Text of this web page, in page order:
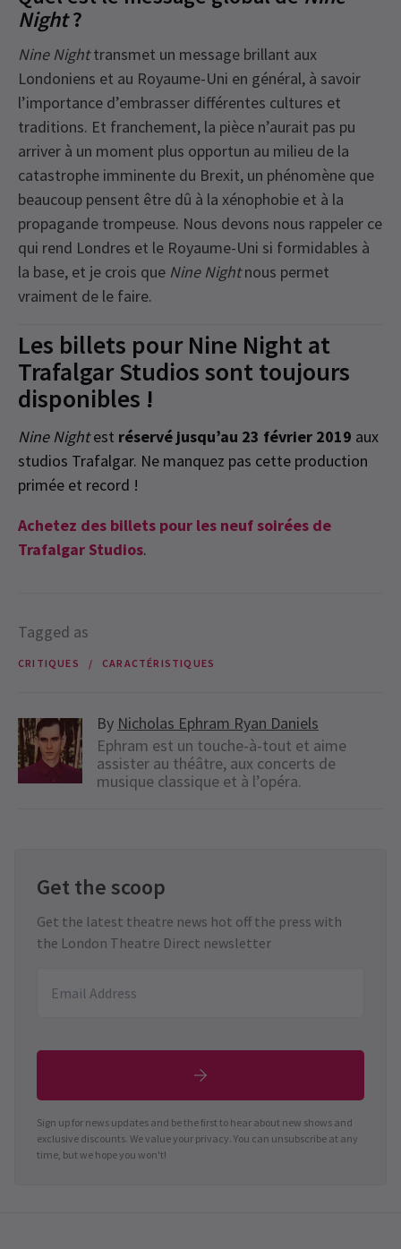
Night?
Nine Nighttransmet un message brillant aux
Londoniens et au Royaume-Uni en général, à savoir
l’importance d’embrasser différentes cultures et
traditions. Et franchement, la pièce n’aurait pas pu
arriver à un moment plus opportun au milieu de la
catastrophe imminente du Brexit, un phénomène que
beaucoup pensent être dû à la xénophobie et à la
propagande trompeuse. Nous devons nous rappeler ce
qui rend Londres et le Royaume-Uni si formidables à
la base, et je crois que Nine Nightnous permet
vraiment de le faire.
Les billets pour Nine Night at
Trafalgar Studios sont toujours
disponibles !
Nine Nightest réservé jusqu’au 23 février 2019 aux
studios Trafalgar. Ne manquez pas cette production
primée et record !
Achetez des billets pour les neuf soirées de
Trafalgar Studios.
Tagged as
CRITIQUES CARACTÉRISTIQUES
By Nicholas Ephram Ryan Daniels
Ephram est un touche-à-tout et aime
assister au théâtre, aux concerts de
musique classique et à l’opéra.
Get the scoop
Get the latest theatre news hot off the press with
the London Theatre Direct newsletter
Sign up for news updates and be the first to hear about new shows and
exclusive discounts. We value your privacy. You can unsubscribe at any
time, but we hope you won't!